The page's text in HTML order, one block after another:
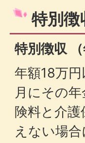
特別徴
特別徴収
年額18万
月にその
険料と介
えない場合